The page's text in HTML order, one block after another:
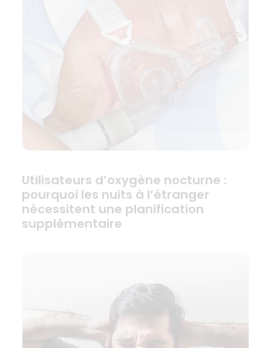
Utilisateurs d’oxygène nocturne :
pourquoi les nuits à l’étranger
nécessitent une planification
supplémentaire